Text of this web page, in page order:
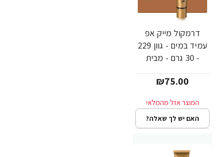
דרמקול מייק אפ
עמיד במים - גוון 229
- 30 גרם - מבית
₪75.00
האם יש לך שאלה?